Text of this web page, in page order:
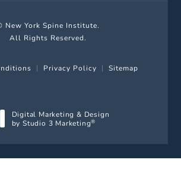
New York Spine Institute.
All Rights Reserved.
Privacy Policy Sitemap
Digital Marketing & Design
by Studio 3 Marketing®